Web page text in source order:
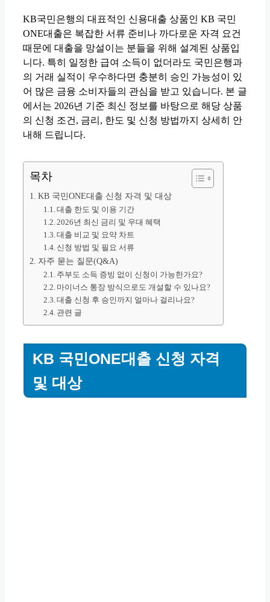
KB국민은행의 대표적인 신용대출 상품인 KB 국민
ONE대출은 복잡한 서류 준비나 까다로운 자격 요건
때문에 대출을 망설이는 분들을 위해 설계된 상품입
니다. 특히 일정한 급여 소득이 없더라도 국민은행과
의 거래 실적이 우수하다면 충분히 승인 가능성이 있
어 많은 금융 소비자들의 관심을 받고 있습니다. 본 글
에서는 2026년 기준 최신 정보를 바탕으로 해당 상품
의 신청 조건, 금리, 한도 및 신청 방법까지 상세히 안
내해 드립니다.
목차
KB 국민ONE대출 신청 자격 및 대상
대출 한도 및 이용 기간
2026년 최신 금리 및 우대 혜택
대출 비교 및 요약 차트
신청 방법 및 필요 서류
자주 묻는 질문(Q&A)
주부도 소득 증빙 없이 신청이 가능한가요?
마이너스 통장 방식으로도 개설할 수 있나요?
대출 신청 후 승인까지 얼마나 걸리나요?
관련 글
KB 국민ONE대출 신청 자격
및 대상